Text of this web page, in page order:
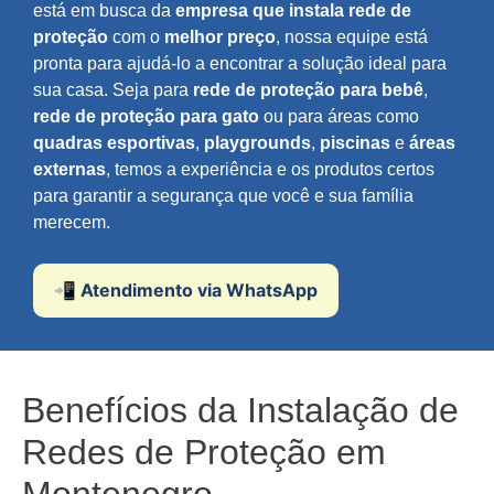
está em busca da empresa que instala rede de
proteção com o melhor preço, nossa equipe está
pronta para ajudá-lo a encontrar a solução ideal para
sua casa. Seja para rede de proteção para bebê,
rede de proteção para gato ou para áreas como
quadras esportivas, playgrounds, piscinas e áreas
externas, temos a experiência e os produtos certos
para garantir a segurança que você e sua família
merecem.
📲 Atendimento via WhatsApp
Benefícios da Instalação de
Redes de Proteção em